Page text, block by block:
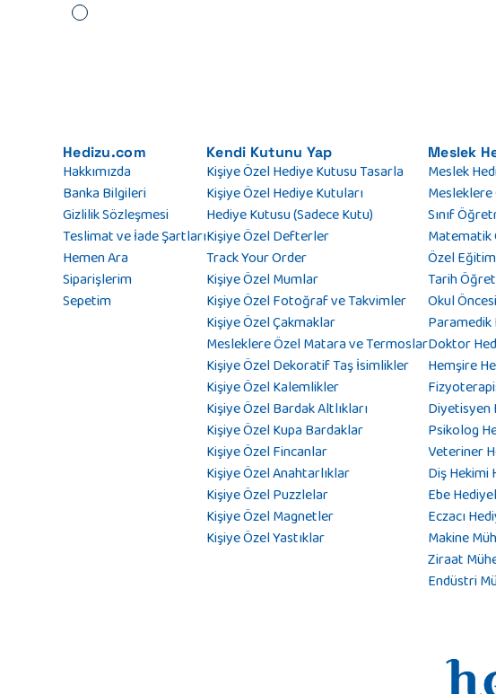
Hedizu.com
Hakkımızda
Banka Bilgileri
Gizlilik Sözleşmesi
Teslimat ve İade Şartları
Hemen Ara
Siparişlerim
Sepetim
Kendi Kutunu Yap
Kişiye Özel Hediye Kutusu Tasarla
Kişiye Özel Hediye Kutuları
Hediye Kutusu (Sadece Kutu)
Kişiye Özel Defterler
Track Your Order
Kişiye Özel Mumlar
Kişiye Özel Fotoğraf ve Takvimler
Kişiye Özel Çakmaklar
Mesleklere Özel Matara ve Termoslar
Kişiye Özel Dekoratif Taş İsimlikler
Kişiye Özel Kalemlikler
Kişiye Özel Bardak Altlıkları
Kişiye Özel Kupa Bardaklar
Kişiye Özel Fincanlar
Kişiye Özel Anahtarlıklar
Kişiye Özel Puzzlelar
Kişiye Özel Magnetler
Kişiye Özel Yastıklar
Meslek
Meslek
Sınıf
Özel
Tarih
Okul
Doktor
Hemşire
Diyetisyen
Psikolog
Veteriner
Diş Hekimi
Ebe
Eczacı
Makine
Ziraat
Endüstri